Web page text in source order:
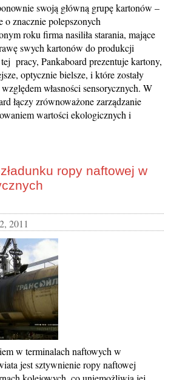
swoją główną grupę kartonów –
znacznie polepszonych
roku firma nasiliła starania, mające
swych kartonów do produkcji
pracy, Pankaboard prezentuje kartony,
optycznie bielsze, i które zostały
własności sensorycznych. W
łączy zrównoważone zarządzanie
wartości ekologicznych i
ropy naftowej w
2011
w terminalach naftowych w
jest sztywnienie ropy naftowej